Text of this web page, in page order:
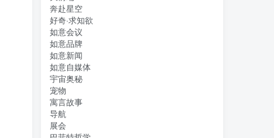
奔赴星空
好奇·求知欲
如意会议
如意品牌
如意新闻
如意自媒体
宇宙奥秘
宠物
寓言故事
导航
展会